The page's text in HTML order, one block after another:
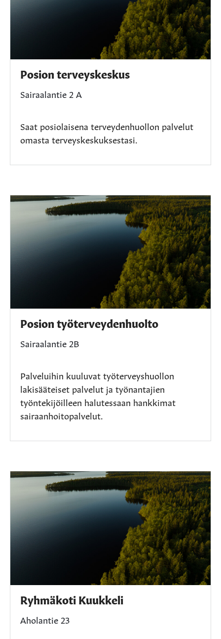
Posion terveyskeskus
Sairaalantie 2 A
Saat posiolaisena terveydenhuollon palvelut
omasta terveyskeskuksestasi.
Posion työterveydenhuolto
Sairaalantie 2B
Palveluihin kuuluvat työterveyshuollon
lakisääteiset palvelut ja työnantajien
työntekijöilleen halutessaan hankkimat
sairaanhoitopalvelut.
Ryhmäkoti Kuukkeli
Aholantie 23